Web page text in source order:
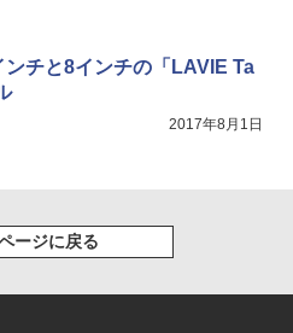
ンチと8インチの「LAVIE Ta
2017年8月1日
ージに戻る